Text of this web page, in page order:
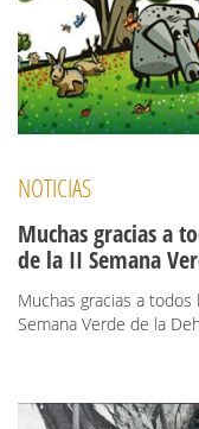
NOTICIAS
Muchas gracias a
de la II Semana
Muchas gracias a
Semana Verde de la